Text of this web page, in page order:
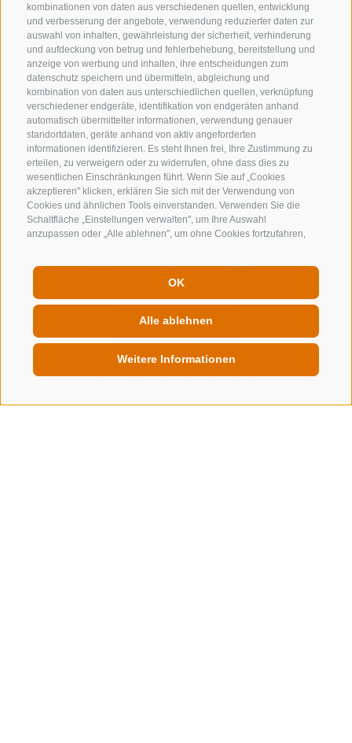
kombinationen von daten aus verschiedenen quellen, entwicklung
und verbesserung der angebote, verwendung reduzierter daten zur
auswahl von inhalten, gewährleistung der sicherheit, verhinderung
und aufdeckung von betrug und fehlerbehebung, bereitstellung und
anzeige von werbung und inhalten, ihre entscheidungen zum
datenschutz speichern und übermitteln, abgleichung und
kombination von daten aus unterschiedlichen quellen, verknüpfung
verschiedener endgeräte, identifikation von endgeräten anhand
automatisch übermittelter informationen, verwendung genauer
standortdaten, geräte anhand von aktiv angeforderten
informationen identifizieren. Es steht Ihnen frei, Ihre Zustimmung zu
erteilen, zu verweigern oder zu widerrufen, ohne dass dies zu
wesentlichen Einschränkungen führt. Wenn Sie auf „Cookies
akzeptieren" klicken, erklären Sie sich mit der Verwendung von
Cookies und ähnlichen Tools einverstanden. Verwenden Sie die
Schaltfläche „Einstellungen verwalten", um Ihre Auswahl
anzupassen oder „Alle ablehnen", um ohne Cookies fortzufahren,
unten auf der Seite oder auf das Schildsymbol unten links klicken.
Ihre Einstellungen gelten nur für das verwendete Gerät.
OK
Alle ablehnen
Weitere Informationen
Diese Seite teilen:
zurück
KONTAKTIERE UNS QUICKLINKS